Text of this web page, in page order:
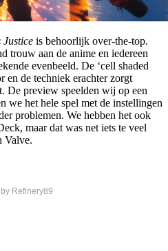
Justice is behoorlijk over-the-top.
trouw aan de anime en iedereen
evenbeeld. De ‘cell shaded
en de techniek erachter zorgt
De preview speelden wij op een
we het hele spel met de instellingen
problemen. We hebben het ook
maar dat was net iets te veel
Valve.
Refinery89